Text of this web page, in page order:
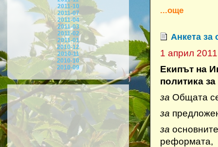
2011-10
2011-07
2011-04
2011-03
2011-02
2011-01
2010-12
2010-11
2010-10
2010-09
...още
Анкета за
1 април 2011
Екипът на
политика
за Общата
за
за
реформата,